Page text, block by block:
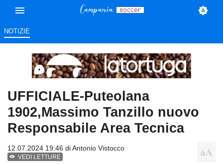
NOTIZIE
UFFICIALE-Puteolana
1902,Massimo Tanzillo nuovo
Responsabile Area Tecnica
12.07.2024 19:46 diAntonio Vistocco
VEDI LETTURE